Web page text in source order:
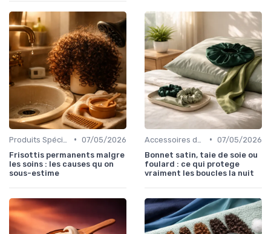
• 07/05/2026
Frisottis permanents malgre
les soins : les causes qu on
sous-estime
• 07/05/2026
Bonnet satin, taie de soie ou
foulard : ce qui protege
vraiment les boucles la nuit